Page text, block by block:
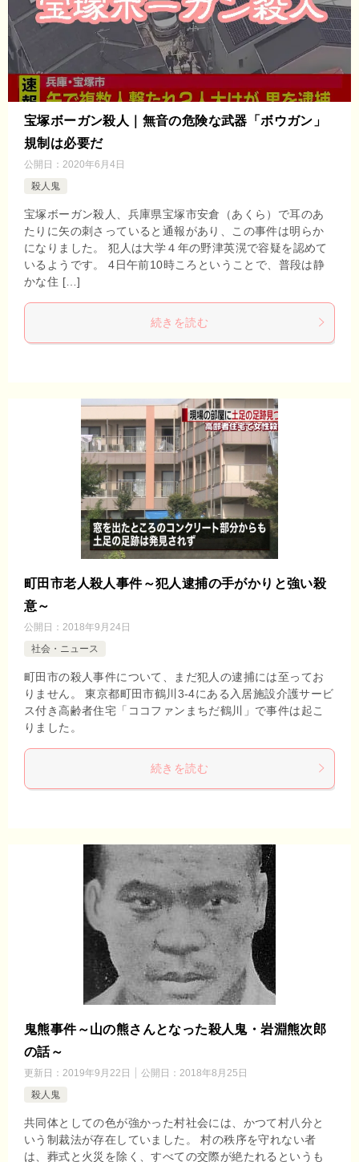
宝塚ボーガン殺人｜無音の危険な武器「ボウガン」
規制は必要だ
公開日： 2020年6月4日
殺人鬼
宝塚ボーガン殺人、兵庫県宝塚市安倉（あくら）で耳のあ
たりに矢の刺さっていると通報があり、この事件は明らか
になりました。 犯人は大学４年の野津英滉で容疑を認めて
いるようです。 4日午前10時ころということで、普段は静
かな住 […]
続きを読む
町田市老人殺人事件～犯人逮捕の手がかりと強い殺
意～
公開日： 2018年9月24日
社会・ニュース
町田市の殺人事件について、まだ犯人の逮捕には至ってお
りません。 東京都町田市鶴川3-4にある入居施設介護サービ
ス付き高齢者住宅「ココファンまちだ鶴川」で事件は起こ
りました。
続きを読む
鬼熊事件～山の熊さんとなった殺人鬼・岩淵熊次郎
の話～
更新日： 2019年9月22日 公開日： 2018年8月25日
殺人鬼
共同体としての色が強かった村社会には、かつて村八分と
いう制裁法が存在していました。 村の秩序を守れない者
は、葬式と火災を除く、すべての交際が絶たれるというも